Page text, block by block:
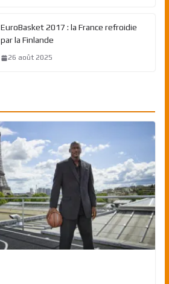
EuroBasket 2017 : la France refroidie
par la Finlande
26 août 2025